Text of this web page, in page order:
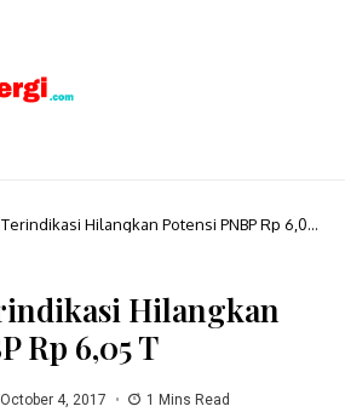
Hilangkan Potensi PNBP Rp 6,05
Hilangkan
Rp 6,05 T
October 4, 2017 1 Mins Read